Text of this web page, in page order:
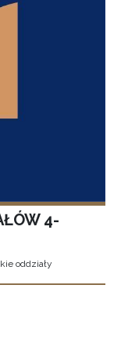
4-
oddziały